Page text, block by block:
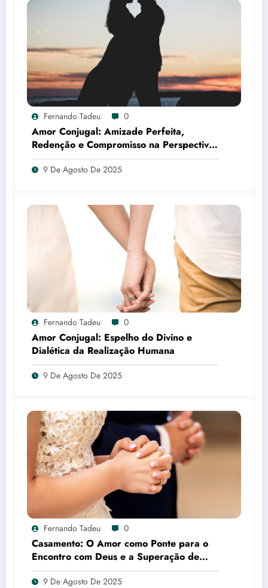
Fernando Tadeu 0
Amor Conjugal: Amizade Perfeita,
Redenção e Compromisso na Perspectiva
Filosófica e Teológica
9 De Agosto De 2025
Fernando Tadeu 0
Amor Conjugal: Espelho do Divino e
Dialética da Realização Humana
9 De Agosto De 2025
Fernando Tadeu 0
Casamento: O Amor como Ponte para o
Encontro com Deus e a Superação de
Desafios
9 De Agosto De 2025